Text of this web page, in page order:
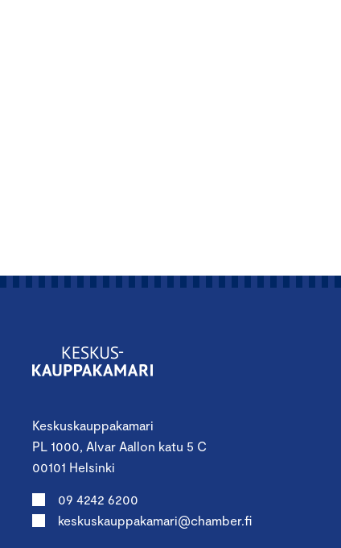
Keskuskauppakamari
PL 1000, Alvar Aallon katu 5 C
00101 Helsinki
09 4242 6200
keskuskauppakamari@chamber.fi